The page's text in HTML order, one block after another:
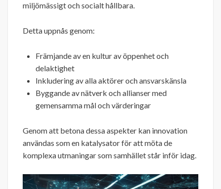
miljömässigt och socialt hållbara.
Detta uppnås genom:
Främjande av en kultur av öppenhet och
delaktighet
Inkludering av alla aktörer och ansvarskänsla
Byggande av nätverk och allianser med
gemensamma mål och värderingar
Genom att betona dessa aspekter kan innovation
användas som en katalysator för att möta de
komplexa utmaningar som samhället står inför idag.